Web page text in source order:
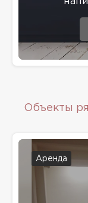
Объекты
Аренда